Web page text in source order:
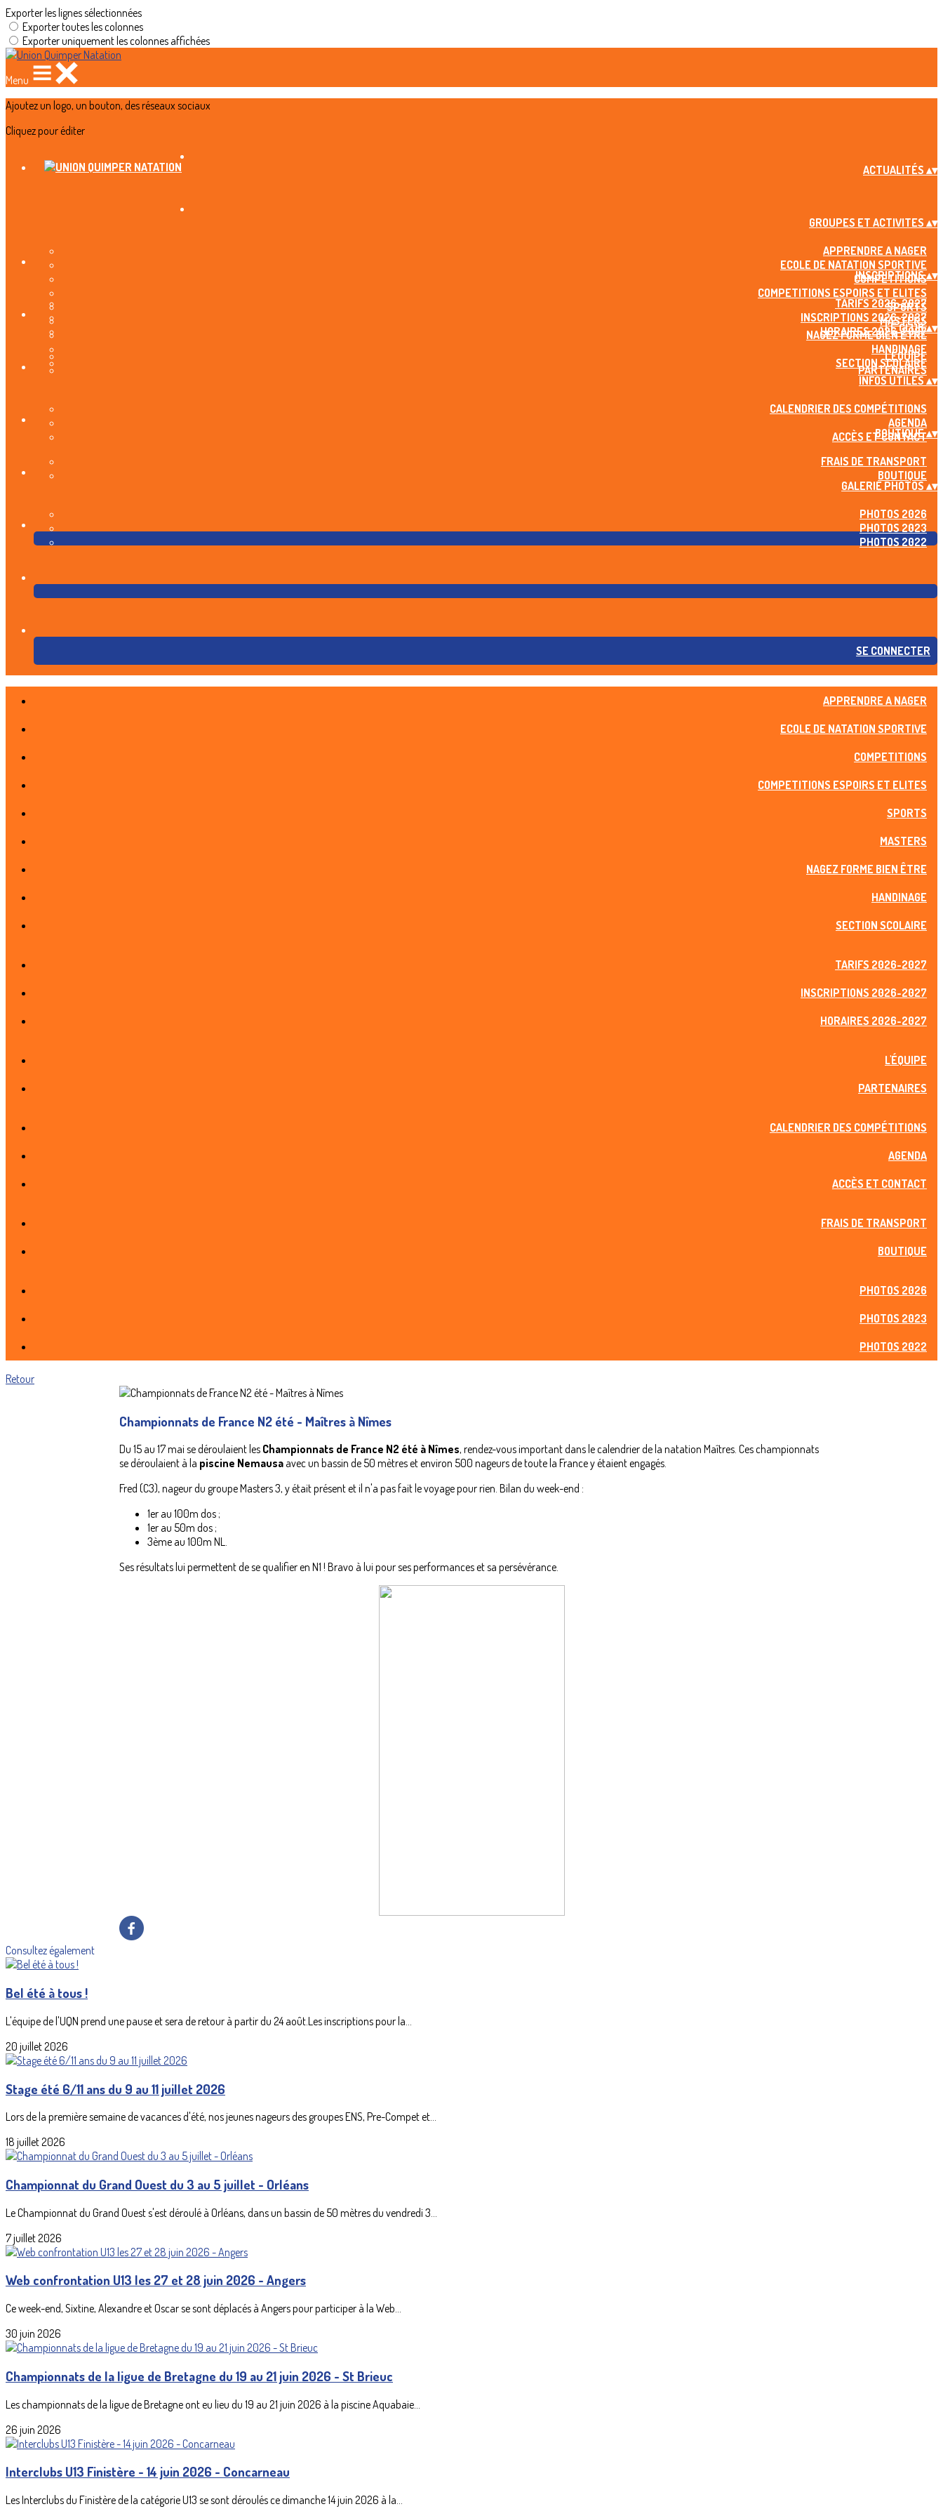
Exporter les lignes sélectionnées
Exporter toutes les colonnes
Exporter uniquement les colonnes affichées
Menu
Ajoutez un logo, un bouton, des réseaux sociaux
Cliquez pour éditer
ACTUALITÉS ▴▾
GROUPES ET ACTIVITES ▴▾
APPRENDRE A NAGER
ECOLE DE NATATION SPORTIVE
COMPETITIONS
COMPETITIONS ESPOIRS ET ELITES
SPORTS
MASTERS
NAGEZ FORME BIEN ÊTRE
HANDINAGE
SECTION SCOLAIRE
INSCRIPTIONS▴▾
TARIFS 2026-2027
INSCRIPTIONS 2026-2027
HORAIRES 2026-2027
LE CLUB▴▾
L'ÉQUIPE
PARTENAIRES
INFOS UTILES ▴▾
CALENDRIER DES COMPÉTITIONS
AGENDA
ACCÈS ET CONTACT
BOUTIQUE▴▾
FRAIS DE TRANSPORT
BOUTIQUE
GALERIE PHOTOS ▴▾
PHOTOS 2026
PHOTOS 2023
PHOTOS 2022
SE CONNECTER
APPRENDRE A NAGER
ECOLE DE NATATION SPORTIVE
COMPETITIONS
COMPETITIONS ESPOIRS ET ELITES
SPORTS
MASTERS
NAGEZ FORME BIEN ÊTRE
HANDINAGE
SECTION SCOLAIRE
TARIFS 2026-2027
INSCRIPTIONS 2026-2027
HORAIRES 2026-2027
L'ÉQUIPE
PARTENAIRES
CALENDRIER DES COMPÉTITIONS
AGENDA
ACCÈS ET CONTACT
FRAIS DE TRANSPORT
BOUTIQUE
PHOTOS 2026
PHOTOS 2023
PHOTOS 2022
Retour
Championnats de France N2 été - Maîtres à Nîmes
Du 15 au 17 mai se déroulaient les Championnats de France N2 été à Nîmes, rendez-vous important dans le calendrier de la natation Maîtres. Ces championnats
se déroulaient à la piscine Nemausa avec un bassin de 50 mètres et environ 500 nageurs de toute la France y étaient engagés.
Fred (C3), nageur du groupe Masters 3, y était présent et il n'a pas fait le voyage pour rien. Bilan du week-end :
1er au 100m dos ;
1er au 50m dos ;
3ème au 100m NL.
Ses résultats lui permettent de se qualifier en N1 ! Bravo à lui pour ses performances et sa persévérance.
Consultez également
Bel été à tous !
L'équipe de l'UQN prend une pause et sera de retour à partir du 24 août.Les inscriptions pour la...
20 juillet 2026
Stage été 6/11 ans du 9 au 11 juillet 2026
Lors de la première semaine de vacances d'été, nos jeunes nageurs des groupes ENS, Pre-Compet et...
18 juillet 2026
Championnat du Grand Ouest du 3 au 5 juillet - Orléans
Le Championnat du Grand Ouest s'est déroulé à Orléans, dans un bassin de 50 mètres du vendredi 3...
7 juillet 2026
Web confrontation U13 les 27 et 28 juin 2026 - Angers
Ce week-end, Sixtine, Alexandre et Oscar se sont déplacés à Angers pour participer à la Web...
30 juin 2026
Championnats de la ligue de Bretagne du 19 au 21 juin 2026 - St Brieuc
Les championnats de la ligue de Bretagne ont eu lieu du 19 au 21 juin 2026 à la piscine Aquabaie...
26 juin 2026
Interclubs U13 Finistère - 14 juin 2026 - Concarneau
Les Interclubs du Finistère de la catégorie U13 se sont déroulés ce dimanche 14 juin 2026 à la...